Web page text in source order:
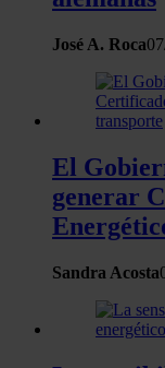
José A. Roca
El
generar
Sandra Acosta